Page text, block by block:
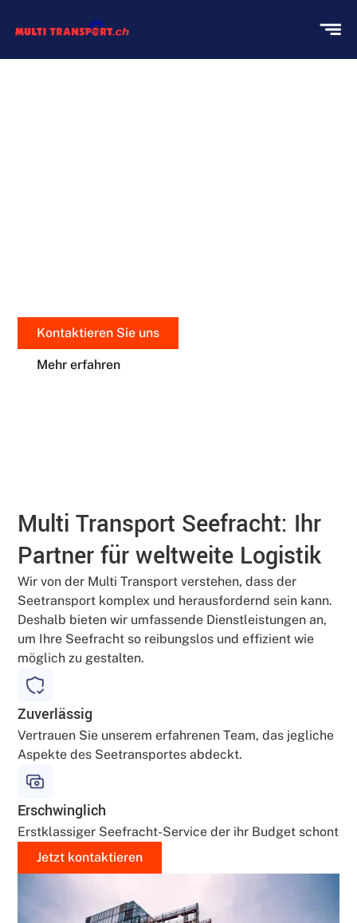
Kontaktieren Sie uns
Mehr erfahren
Multi Transport Seefracht: Ihr
Partner für weltweite Logistik
Wir von der Multi Transport verstehen, dass der
Seetransport komplex und herausfordernd sein kann.
Deshalb bieten wir umfassende Dienstleistungen an,
um Ihre Seefracht so reibungslos und effizient wie
möglich zu gestalten.
Zuverlässig
Vertrauen Sie unserem erfahrenen Team, das jegliche
Aspekte des Seetransportes abdeckt.
Erschwinglich
Erstklassiger Seefracht-Service der ihr Budget schont
Jetzt kontaktieren